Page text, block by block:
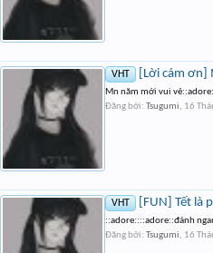
VHT [Lời cám
Mn năm mới vui
Đăng bởi: Tsugumi, 16
VHT [FUN] Tết là
::adore::::adore::đánh
Đăng bởi: Tsugumi, 16